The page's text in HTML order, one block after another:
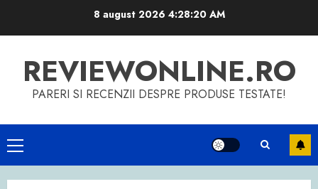
8 august 20264:28:21 AM
REVIEWONLINE.RO
PARERI SI RECENZII DESPRE PRODUSE TESTATE!
Primary
Menu